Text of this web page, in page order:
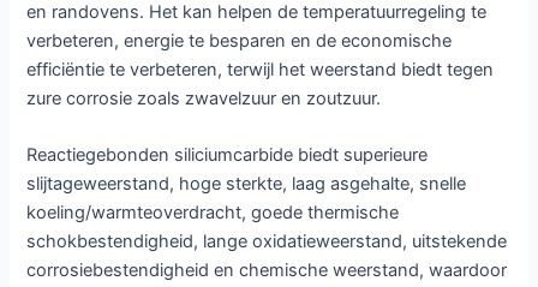
en randovens. Het kan helpen de temperatuurregeling te
verbeteren, energie te besparen en de economische
efficiëntie te verbeteren, terwijl het weerstand biedt tegen
zure corrosie zoals zwavelzuur en zoutzuur.
Reactiegebonden siliciumcarbide biedt superieure
slijtageweerstand, hoge sterkte, laag asgehalte, snelle
koeling/warmteoverdracht, goede thermische
schokbestendigheid, lange oxidatieweerstand, uitstekende
corrosiebestendigheid en chemische weerstand, waardoor